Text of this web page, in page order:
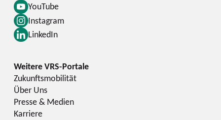
YouTube
Instagram
LinkedIn
Zukunftsmobilität
Über Uns
Presse & Medien
Karriere